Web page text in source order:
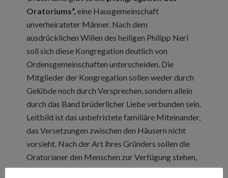
Oratoriums“,eine Hausgemeinschaft
unverheirateter Männer. Nach dem
ausdrücklichen Willen des heiligen Philipp Neri
soll sich diese Kongregation deutlich von
Ordensgemeinschaften unterscheiden. Die
Mitglieder der Kongregation sollen weder durch
Gelübde noch durch Versprechen, sondern allein
durch das Band brüderlicher Liebe verbunden sein.
Leitbild ist das unbefristete familiäre Miteinander,
das Versetzungen zwischen den Häusern nicht
vorsieht. Nach der Art ihres Gründers sollen die
Oratorianer den Menschen zur Verfügung stehen,
wie es der jeweilige Ort und die jeweilige Zeit